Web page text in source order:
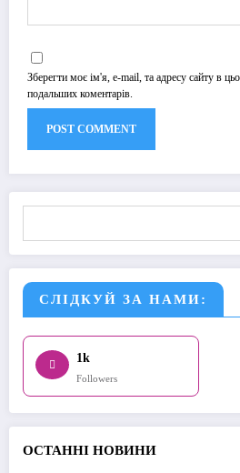
Зберегти моє ім'я, e-mail, та адресу сайту в
подальших коментарів.
СЛІДКУЙ ЗА НАМИ:
1k
Followers
ОСТАННІ НОВИНИ